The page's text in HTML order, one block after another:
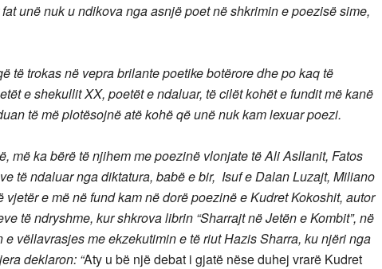
unë nuk u ndikova nga asnjë poet në shkrimin e poezisë sime,
të trokas në vepra brilante poetike botërore dhe po kaq të
e shekullit XX, poetët e ndaluar, të cilët kohët e fundit më kanë
të më plotësojnë atë kohë që unë nuk kam lexuar poezi.
më ka bërë të njihem me poezinë vlonjate të Ali Asllanit, Fatos
të ndaluar nga diktatura, babë e bir, Isuf e Dalan Luzajt, Miliano
e më në fund kam në dorë poezinë e Kudret Kokoshit, autor
të ndryshme, kur shkrova librin “Sharrajt në Jetën e Kombit”, në
vëllavrasjes me ekzekutimin e të riut Hazis Sharra, ku njëri nga
deklaron: “Aty u bë një debat i gjatë nëse duhej vrarë Kudret